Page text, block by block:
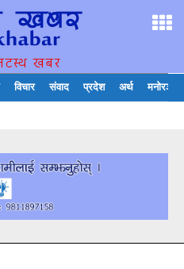
खबर
विचार संवाद प्रदेश अर्थ मनोरञ्जन